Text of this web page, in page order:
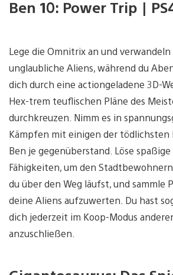
Ben 10: Power Trip |
Lege die Omnitrix an und verwandeln
unglaubliche Aliens, während du
dich durch eine actiongeladene 3D-
Hex-trem teuflischen Pläne des
durchkreuzen. Nimm es in
Kämpfen mit einigen der tödlichsten
Ben je gegenüberstand. Löse
Fähigkeiten, um den
du über den Weg läufst, und sammle
deine Aliens aufzuwerten. Du hast
dich jederzeit im Koop-Modus
anzuschließen.